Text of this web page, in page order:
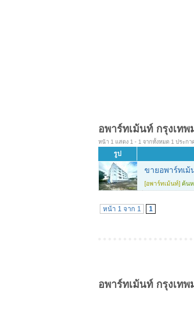
อพาร์ทเม้นท์ กรุงเท
หน้า 1 แสดง 1 - 1 จากทั้งหมด 1 ประกา
รูป
ขายอพาร์ทเม้
[อพาร์ทเม้นท์] ค้น
หน้า 1 จาก 1 1
อพาร์ทเม้นท์ กรุงเท